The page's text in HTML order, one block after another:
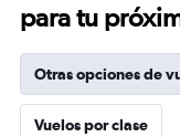
para tu
Otras opciones de
Vuelos por clase